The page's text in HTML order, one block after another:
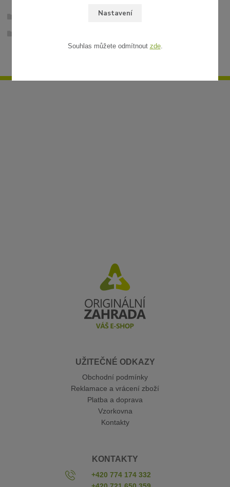
UŽITEČNÉ ODKAZY
Obchodní podmínky
Reklamace a vrácení zboží
Platba a doprava
Vzorkovna
Kontakty
KONTAKTY
+420 774 174 332
Nastavení
Souhlas můžete odmítnout zde.